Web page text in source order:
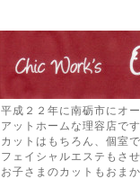
平成２２年に南砺市にオ
アットホームな理容店です
カットはもちろん、個室
フェイシャルエステもさ
お子さまのカットもおま